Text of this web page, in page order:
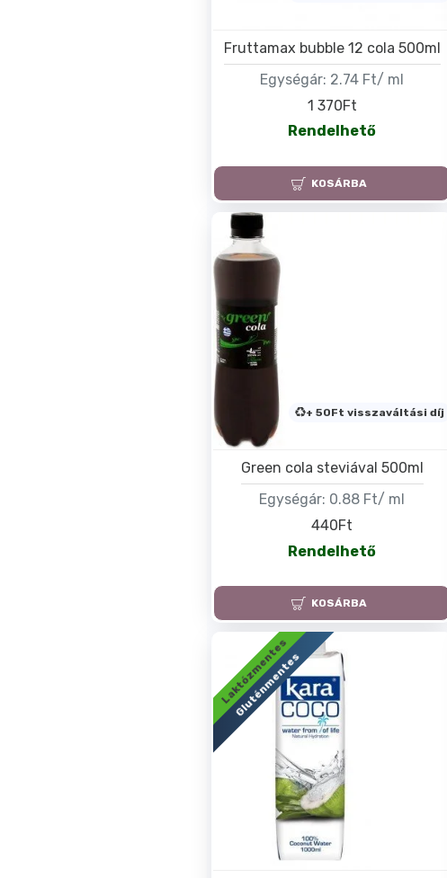
Egységár: 2.74 Ft/ ml
Fruttamax bubble 12 cola 500ml
1 370Ft
Rendelhető
KOSÁRBA
+ 50Ft visszaváltási díj
Egységár: 0.88 Ft/ ml
Green cola steviával 500ml
440Ft
Rendelhető
KOSÁRBA
Laktózmentes
Gluténmentes